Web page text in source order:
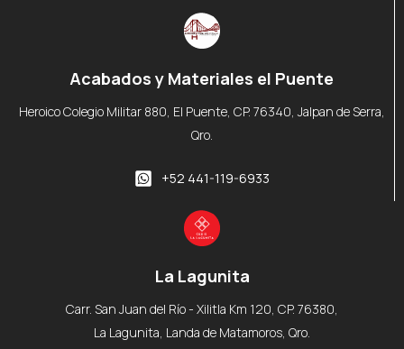
Acabados y Materiales el Puente
Heroico Colegio Militar 880, El Puente, CP. 76340, Jalpan de Serra,
Qro.
+52 441-119-6933
La Lagunita
Carr. San Juan del Río - Xilitla Km 120, CP. 76380,
La Lagunita, Landa de Matamoros, Qro.